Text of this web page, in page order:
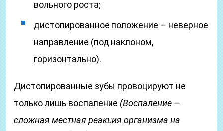
вольного роста;
дистопированное положение – неверное
направление (под наклоном,
горизонтально).
Дистопированные зубы провоцируют не
только лишь воспаление (Воспаление —
сложная местная реакция организма на